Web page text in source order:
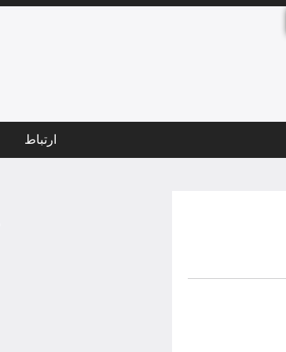
ارتباط